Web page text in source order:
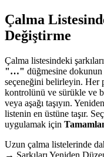
Çalma
Değiştirme
Çalma listesindeki
"…" düğmesine
seçeneğini belirleyin. Her
kontrolünü ve sürükle ve
veya aşağı taşıyın.
listenin en üstüne taşır.
uygulamak için
Uzun çalma listelerinde
→ Şarkıları Yeniden